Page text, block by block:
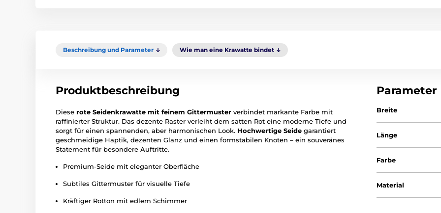
Beschreibung und Parameter Wie man eine Krawatte bindet
Produktbeschreibung
Diese rote Seidenkrawatte mit feinem Gittermuster verbindet markante Farbe mit
raffinierter Struktur. Das dezente Raster verleiht dem satten Rot eine moderne Tiefe und
sorgt für einen spannenden, aber harmonischen Look. Hochwertige Seide garantiert
geschmeidige Haptik, dezenten Glanz und einen formstabilen Knoten – ein souveränes
Statement für besondere Auftritte.
Premium-Seide mit eleganter Oberfläche
Subtiles Gittermuster für visuelle Tiefe
Kräftiger Rotton mit edlem Schimmer
Parameter
Breite
Länge
Farbe
Material